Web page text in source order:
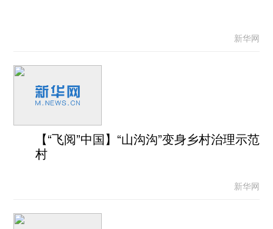
新华网
【“飞阅”中国】“山沟沟”变身乡村治理示范
村
新华网